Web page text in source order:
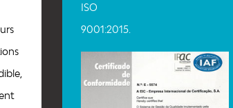
ISO
9001:2015.